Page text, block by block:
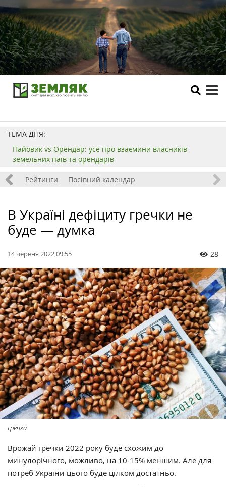
ТЕМА ДНЯ:
Пайовик vs Орендар: усе про взаємини власників
земельних паїв та орендарів
Рейтинги Посівний календар
В Україні дефіциту гречки не
буде — думка
14 червня 2022,09:55 28
Гречка
Врожай гречки 2022 року буде схожим до
минулорічного, можливо, на 10-15% меншим. Але для
потреб України цього буде цілком достатньо.